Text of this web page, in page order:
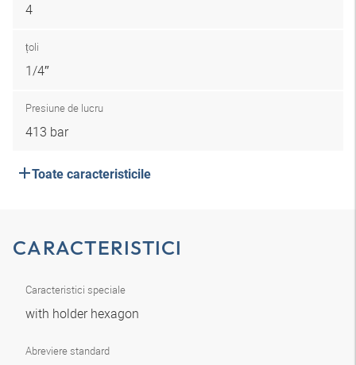
4
țoli
1/4″
Presiune de lucru
413 bar
Toate caracteristicile
CARACTERISTICI
Caracteristici speciale
with holder hexagon
Abreviere standard